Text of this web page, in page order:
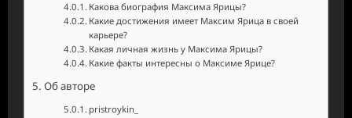
Какова биография Максима Ярицы?
Какие достижения имеет Максим Ярица в своей
карьере?
Какая личная жизнь у Максима Ярицы?
Какие факты интересны о Максиме Ярице?
Об авторе
pristroykin_